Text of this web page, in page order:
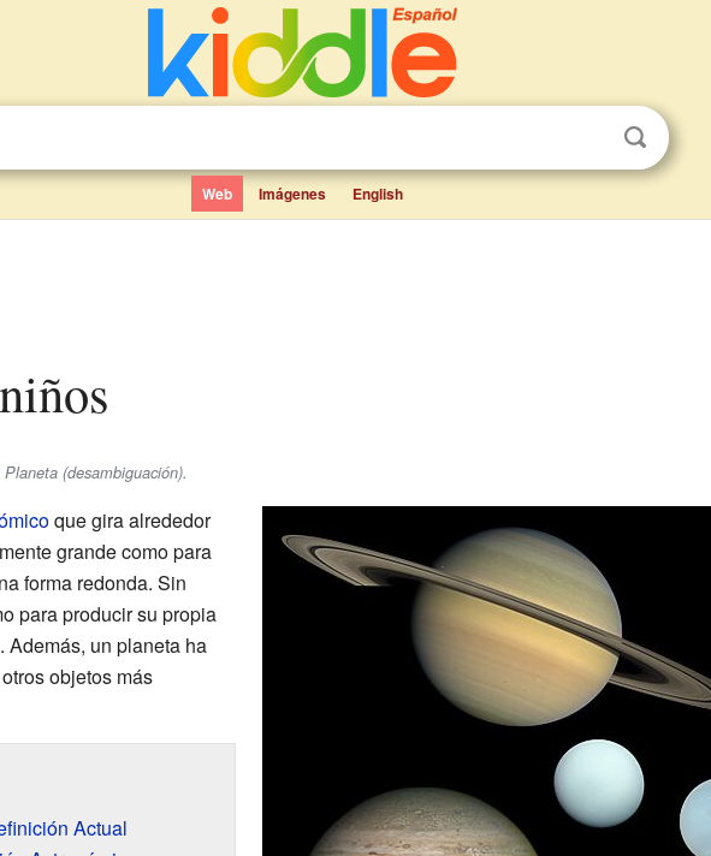
Web Imágenes English
(desambiguación).
que gira alrededor
grande como para
forma redonda. Sin
para producir su propia
Además, un planeta ha
objetos más
Actual